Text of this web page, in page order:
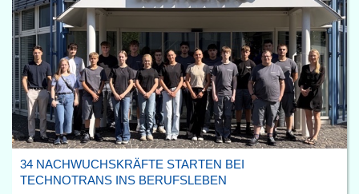
34 NACHWUCHSKRÄFTE STARTEN BEI
TECHNOTRANS INS BERUFSLEBEN